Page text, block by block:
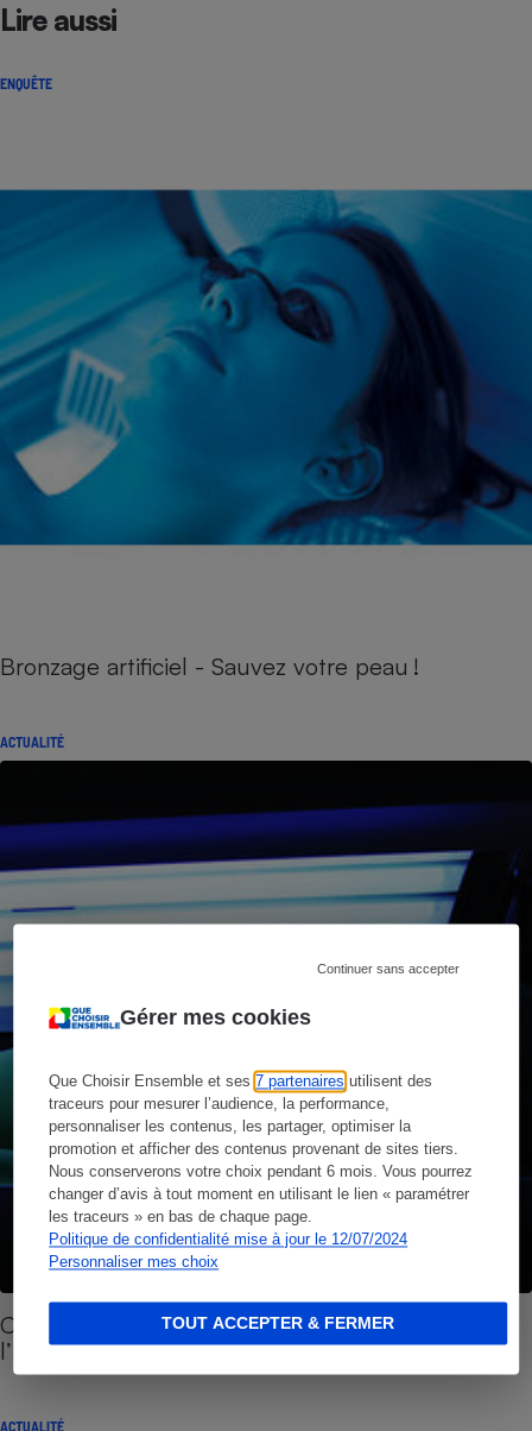
Gérer mes cookies
Que Choisir Ensemble et ses7 partenaires utilisent des
traceurs pour mesurer l’audience, la performance,
personnaliser les contenus, les partager, optimiser la
promotion et afficher des contenus provenant de sites tiers.
Nous conserverons votre choix pendant 6 mois. Vous pourrez
changer d’avis à tout moment en utilisant le lien « paramétrer
les traceurs » en bas de chaque page.
Politique de confidentialité mise à jour le 12/07/2024
Personnaliser mes choix
Continuer sans accepter
TOUT ACCEPTER & FERMER
Lire aussi
ENQUÊTE
Bronzage artificiel - Sauvez votre peau !
ACTUALITÉ
Cabines de bronzage - L’Anses demande
l’interdiction
ACTUALITÉ